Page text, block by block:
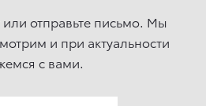
или отправьте письмо. Мы
и при актуальности
с вами.